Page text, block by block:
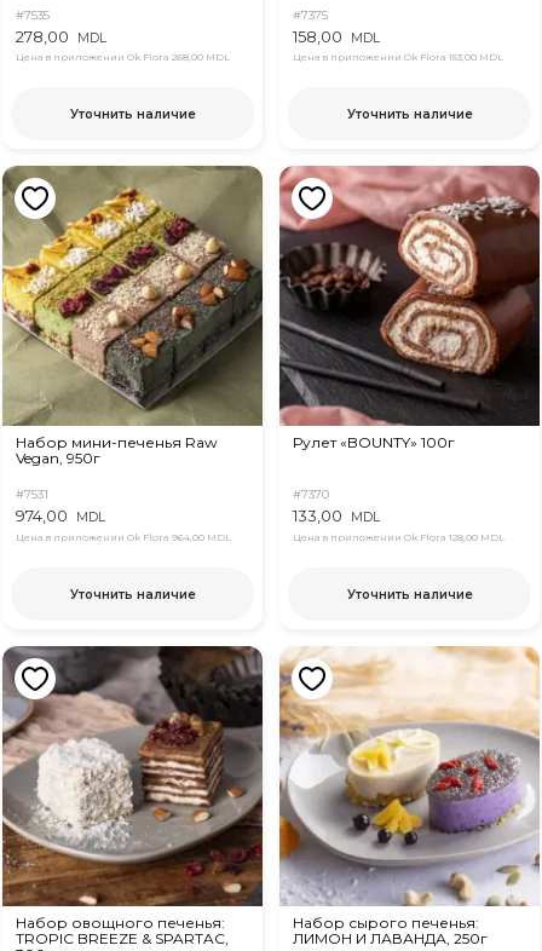
#7535
278,00 MDL
Цена в приложении Ok Flora 268,00 MDL
Уточнить наличие
#7375
158,00 MDL
Цена в приложении Ok Flora 153,00 MDL
Уточнить наличие
Набор мини-печенья Raw
Vegan, 950г
#7531
974,00 MDL
Цена в приложении Ok Flora 964,00 MDL
Уточнить наличие
Рулет «BOUNTY» 100г
#7370
133,00 MDL
Цена в приложении Ok Flora 128,00 MDL
Уточнить наличие
Набор овощного печенья:
TROPIC BREEZE & SPARTAC,
Набор сырого печенья:
ЛИМОН И ЛАВАНДА, 250г